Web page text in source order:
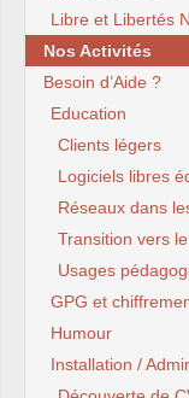
Libre et Libertés
Nos Activités
Besoin d’Aide ?
Education
Clients légers
Logiciels libres
Réseaux dans
Transition vers le
Usages
GPG et
Humour
Installation /